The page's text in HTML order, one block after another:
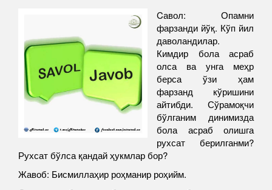
Cавол: Опамни
фарзанди йўқ. Кўп йил
даволандилар.
Кимдир бола асраб
олса ва унга меҳр
берса ўзи ҳам
фарзанд кўришини
айтибди. Сўрамоқчи
бўлганим динимизда
бола асраб олишга
рухсат берилганми?
Рухсат бўлса қандай ҳукмлар бор?
Жавоб: Бисмиллаҳир роҳманир роҳийм.